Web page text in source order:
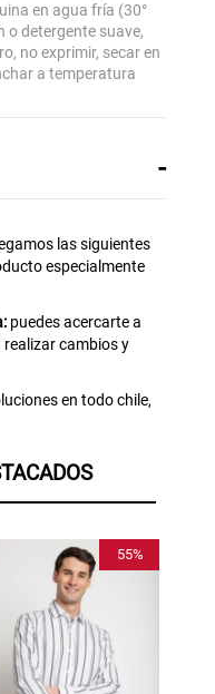
en agua fría (30°
o detergente suave,
no exprimir, secar en
a temperatura
las siguientes
especialmente
puedes acercarte a
cambios y
en todo chile,
72 hrs.